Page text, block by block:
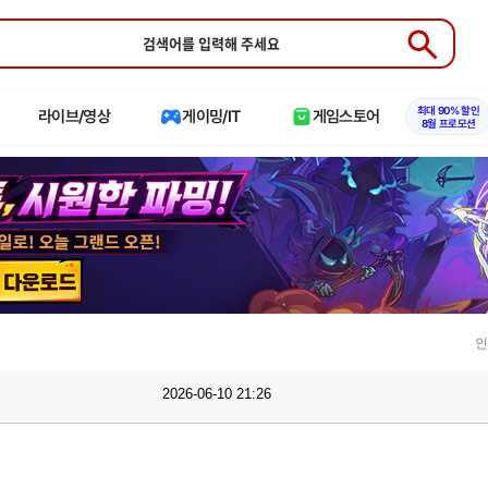
Submit
라이브/영상 게이밍/IT 게임스토어
최대 90% 할인
8월 프로모션
2026-06-10 21:26